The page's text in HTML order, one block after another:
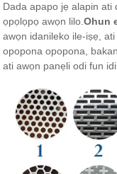
Dada apapo jẹ alapin ati
ọpọlọpọ awọn lilo.Ohun
awọn idanileko ile-iṣẹ,
opopona opopona,
ati awọn panẹli odi fun